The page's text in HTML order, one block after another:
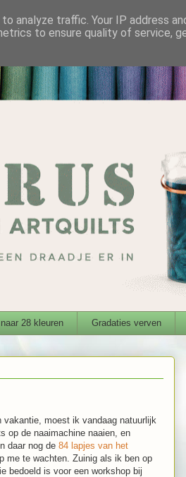
28 kleuren Gradaties verven
vakantie, moest ik vandaag natuurlijk
op de naaimachine naaien, en
daar nog de 84 lapjes van het
me te wachten. Zuinig als ik ben op
bedoeld is voor een workshop bij
analyze traffic. Your IP address
to ensure quality of service,